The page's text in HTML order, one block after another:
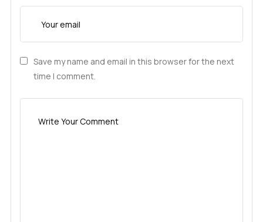
Save my name and email in this browser for the next
time I comment.